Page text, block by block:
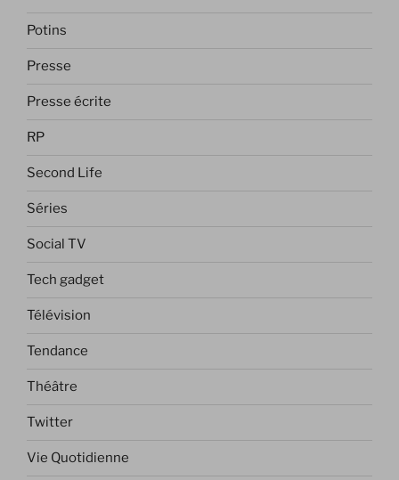
Potins
Presse
Presse écrite
RP
Second Life
Séries
Social TV
Tech gadget
Télévision
Tendance
Théâtre
Twitter
Vie Quotidienne